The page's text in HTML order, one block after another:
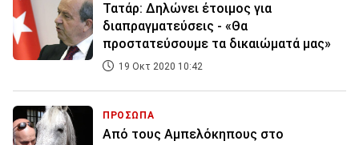
Τατάρ: Δηλώνει έτοιμος για
διαπραγματεύσεις - «Θα
προστατεύσουμε τα δικαιώματά μας»
19 Οκτ 2020 10:42
ΠΡΟΣΩΠΑ
Από τους Αμπελόκηπους στο